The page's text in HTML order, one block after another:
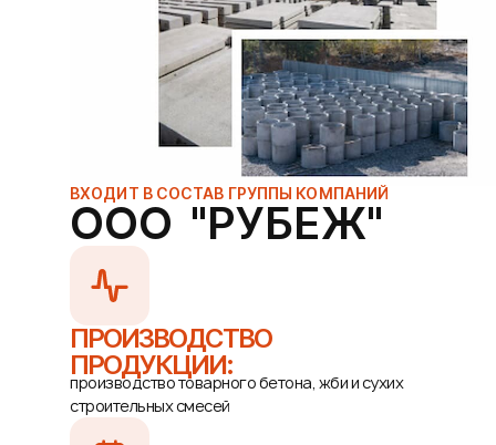
ВХОДИТ В СОСТАВ ГРУППЫ КОМПАНИЙ
ООО "РУБЕЖ"
ПРОИЗВОДСТВО
ПРОДУКЦИИ:
производство товарного бетона, жби и сухих
строительных смесей